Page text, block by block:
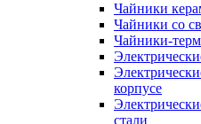
Чайники
Чайники со
Чайники-
корпусе
стали